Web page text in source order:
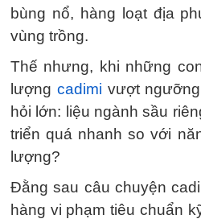
bùng nổ, hàng loạt địa
vùng trồng.
Thế nhưng, khi những
lượng cadimi vượt
hỏi lớn: liệu ngành sầu
triển quá nhanh so với
lượng?
Đằng sau câu chuyện
hàng vi phạm tiêu chuẩn